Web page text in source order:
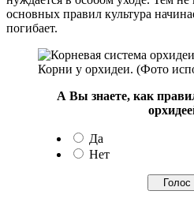
основных правил культура
погибает.
Корни у орхидеи. (Фото
А Вы знаете, как
Да
Нет